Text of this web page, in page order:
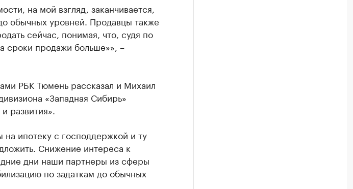
на мой взгляд, заканчивается,
обычных уровней. Продавцы также
сейчас, понимая, что, судя по
сроки продажи больше»», –
РБК Тюмень рассказал и Михаил
«Западная Сибирь»
развития».
ипотеку с господдержкой и ту
Снижение интереса к
дни наши партнеры из сферы
по задаткам до обычных